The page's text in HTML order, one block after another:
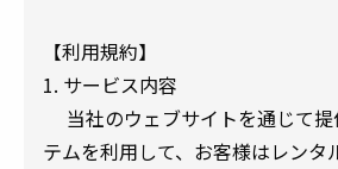
【利用規約】
1. サービス内容
当社のウェブサイトを通じて提
テムを利用して、お客様はレンタ